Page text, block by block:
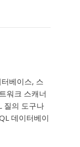
베이스, 스
워크 스캐너
질의 도구나
데이터베이